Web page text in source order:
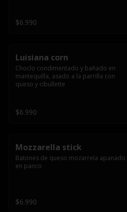
$6.990
Luisiana corn
Choclo condimentado y bañado en
mantequilla, asado a la parrilla con
queso y cibullette
$6.990
Mozzarella stick
Batones de queso mozarrela apanado
en panco
$6.990